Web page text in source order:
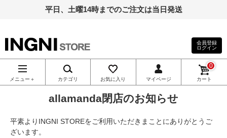
平日、土曜14時までのご注文は当日発送
INGNI（イン
グ）公式通
販｜INGNI
STORE
会員登録
ログイン
メニュー＋ カテゴリ お気に入り マイページ カート
0
allamanda閉店のお知らせ
平素よりINGNI STOREをご利用いただきまことにありがとうご
ざいます。